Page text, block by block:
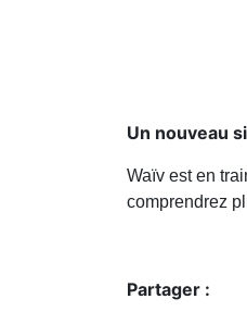
Un nouveau
Waïv est en
comprendrez
Partager :